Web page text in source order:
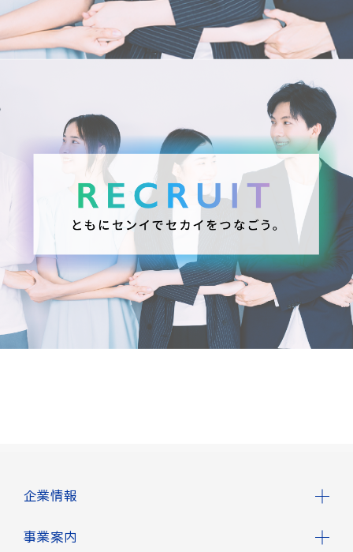
企業情報
事業案内